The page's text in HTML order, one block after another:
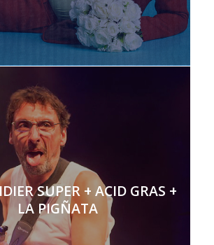
SUPER + ACID GRAS +
LA PIGÑATA